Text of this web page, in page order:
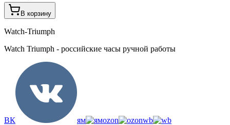
В корзину
Watch-Triumph
Watch Triumph - российские часы ручной работы
ВК ям ozon wb